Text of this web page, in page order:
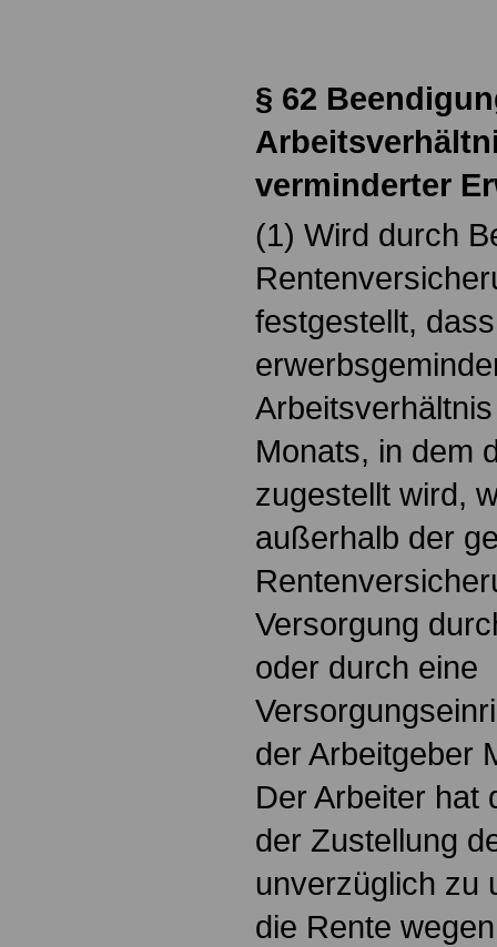
§ 62
verminderter
(1) Wird durch
festgestellt,
Monats, in dem
zugestellt wird,
außerhalb der
Versorgung
oder durch eine
der Arbeitgeber
Der Arbeiter hat
der Zustellung
unverzüglich zu
die Rente